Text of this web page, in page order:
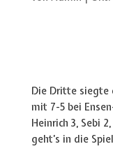
Die Dritte siegte
mit 7-5 bei
Heinrich 3, Sebi
geht’s in die